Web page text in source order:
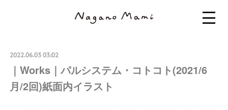
2022.06.03 03:02
｜Works｜パルシステム・コトコト(2021/6
月/2回)紙面内イラスト